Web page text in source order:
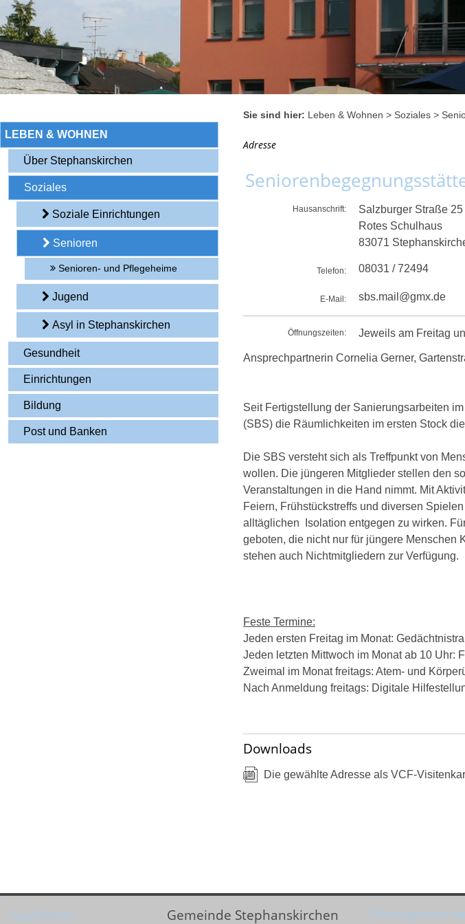
LEBEN & WOHNEN
Über Stephanskirchen
Soziales
Soziale Einrichtungen
Senioren
Senioren- und Pflegeheime
Jugend
Asyl in Stephanskirchen
Gesundheit
Einrichtungen
Bildung
Post und Banken
Sie sind hier: Leben & Wohnen > Soziales >
Adresse
Hausanschrift:
Salzburger Straße 25
Rotes Schulhaus
83071
Telefon: 08031 / 72494
E-Mail: sbs.mail@gmx.de
Öffnungszeiten: Jeweils am Freitag
Ansprechpartnerin Cornelia Gerner,
Seit Fertigstellung der Sanierungsarbeiten
(SBS) die Räumlichkeiten im ersten Stock
Die SBS versteht sich als Treffpunkt von
wollen. Die jüngeren Mitglieder stellen den
Veranstaltungen in die Hand nimmt. Mit
Feiern, Frühstückstreffs und diversen
alltäglichen Isolation entgegen zu wirken.
geboten, die nicht nur für jüngere Menschen
stehen auch Nichtmitgliedern zur Verfügung.
Feste Termine:
Jeden ersten Freitag im Monat:
Jeden letzten Mittwoch im Monat ab 10 Uhr:
Zweimal im Monat freitags: Atem- und
Nach Anmeldung freitags: Digitale
Downloads
Die gewählte Adresse als VCF-
Quicklinks Gemeinde Stephanskirchen Öffnungszeiten